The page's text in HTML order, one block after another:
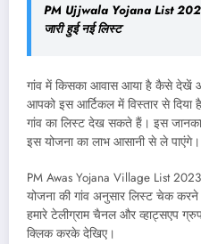
PM Ujjwala Yojana List
जारी हुई नई लिस्ट
गांव में किसका आवास आया है कैसे देखें
आपको इस आर्टिकल में विस्तार से
गांव का लिस्ट देख सकते हैं। इस
इस योजना का लाभ आसानी से ले पाएंगे।
PM Awas Yojana Village List
योजना की गांव अनुसार लिस्ट चेक
हमारे टेलीग्राम चैनल और व्हाट्सएप
क्लिक करके देखिए।